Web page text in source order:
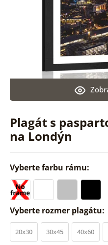
Plagát s
na Londýn
Vyberte farbu rámu:
Vyberte rozmer plagátu:
20x30 30x45 40x60